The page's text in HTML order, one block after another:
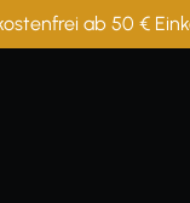
ab 50 €